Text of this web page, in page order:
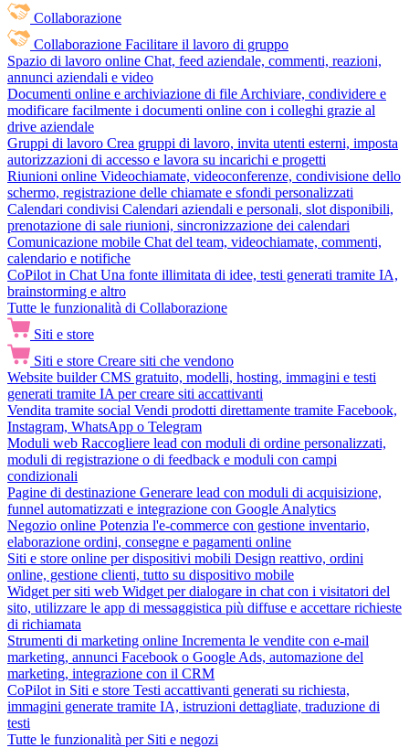
Collaborazione
Collaborazione Facilitare il lavoro di gruppo
Spazio di lavoro online Chat, feed aziendale, commenti, reazioni,
annunci aziendali e video
Documenti online e archiviazione di file Archiviare, condividere e
modificare facilmente i documenti online con i colleghi grazie al
drive aziendale
Gruppi di lavoro Crea gruppi di lavoro, invita utenti esterni, imposta
autorizzazioni di accesso e lavora su incarichi e progetti
Riunioni online Videochiamate, videoconferenze, condivisione dello
schermo, registrazione delle chiamate e sfondi personalizzati
Calendari condivisi Calendari aziendali e personali, slot disponibili,
prenotazione di sale riunioni, sincronizzazione dei calendari
Comunicazione mobile Chat del team, videochiamate, commenti,
calendario e notifiche
CoPilot in Chat Una fonte illimitata di idee, testi generati tramite IA,
brainstorming e altro
Tutte le funzionalità di Collaborazione
Siti e store
Siti e store Creare siti che vendono
Website builder CMS gratuito, modelli, hosting, immagini e testi
generati tramite IA per creare siti accattivanti
Vendita tramite social Vendi prodotti direttamente tramite Facebook,
Instagram, WhatsApp o Telegram
Moduli web Raccogliere lead con moduli di ordine personalizzati,
moduli di registrazione o di feedback e moduli con campi
condizionali
Pagine di destinazione Generare lead con moduli di acquisizione,
funnel automatizzati e integrazione con Google Analytics
Negozio online Potenzia l'e-commerce con gestione inventario,
elaborazione ordini, consegne e pagamenti online
Siti e store online per dispositivi mobili Design reattivo, ordini
online, gestione clienti, tutto su dispositivo mobile
Widget per siti web Widget per dialogare in chat con i visitatori del
sito, utilizzare le app di messaggistica più diffuse e accettare richieste
di richiamata
Strumenti di marketing online Incrementa le vendite con e-mail
marketing, annunci Facebook o Google Ads, automazione del
marketing, integrazione con il CRM
CoPilot in Siti e store Testi accattivanti generati su richiesta,
immagini generate tramite IA, istruzioni dettagliate, traduzione di
testi
Tutte le funzionalità per Siti e negozi